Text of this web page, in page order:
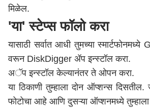
मिळेल.
'या' स्टेप्स फॉलो करा
यासाठी सर्वात आधी तुमच्या
वरून DiskDigger ॲप इन्स्टॉल करा.
अॅप इन्स्टॉल केल्यानंतर ते ओपन करा.
या ठिकाणी तुम्हाला दोन ऑप्शन्स दिसतील.
फोटोचा आहे आणि दुसऱ्या ऑप्शनमध्ये